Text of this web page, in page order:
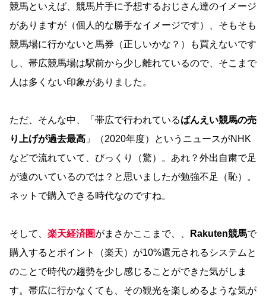
競馬といえば、競馬片手に予想するおじさん達のイメージ
がありますが（個人的な勝手なイメージです）、そもそも
競馬場に行かないと馬券（正しいかな？）も買えないです
し、帯広競馬場は駅前から少し離れているので、そこまで
人は多くない印象がありました。
ただ、そんな中、「帯広で行われているばんえい競馬の売
り上げが過去最高 」（2020年度）というニュースがNHK
などで流れていて、びっくり（驚）。あれ？外出自粛で足
が遠のいているのでは？と思いましたが勉強不足（恥）。
ネットで購入できる時代なのですね。
そして、 楽天経済圏がまさかここまで、、 Rakuten競馬で
購入するとポイント（楽天）が10%還元されるシステムと
のことで時代の趨勢を少し感じることができた気がしま
す。帯広に行かなくても、その観光を楽しめるような気が